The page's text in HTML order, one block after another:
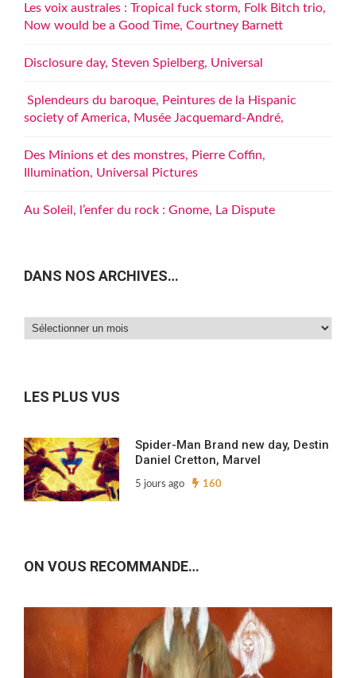
Les voix australes : Tropical fuck storm, Folk Bitch trio,
Now would be a Good Time, Courtney Barnett
Disclosure day, Steven Spielberg, Universal
Splendeurs du baroque, Peintures de la Hispanic
society of America, Musée Jacquemard-André,
Des Minions et des monstres, Pierre Coffin,
Illumination, Universal Pictures
Au Soleil, l’enfer du rock : Gnome, La Dispute
DANS NOS ARCHIVES…
Dans
LES PLUS VUS
Spider-Man Brand new day, Destin
Daniel Cretton, Marvel
5 jours ago 160
ON VOUS RECOMMANDE…